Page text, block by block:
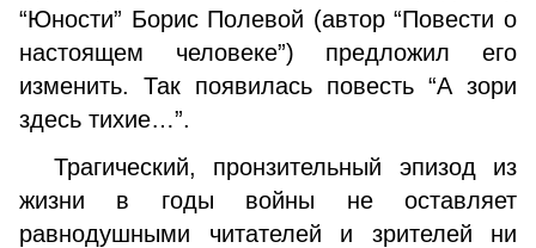
“Юности” Борис Полевой (автор “Повести о
настоящем человеке”) предложил его
изменить. Так появилась повесть “А зори
здесь тихие…”.
Трагический, пронзительный эпизод из
жизни в годы войны не оставляет
равнодушными читателей и зрителей ни